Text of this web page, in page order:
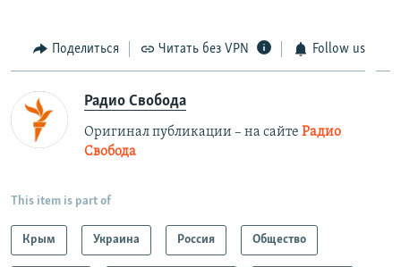
Поделиться Читать без VPN Follow us
Радио Свобода
Оригинал публикации – на сайте Радио
Свобода
This item is part of
Крым Украина Россия Общество